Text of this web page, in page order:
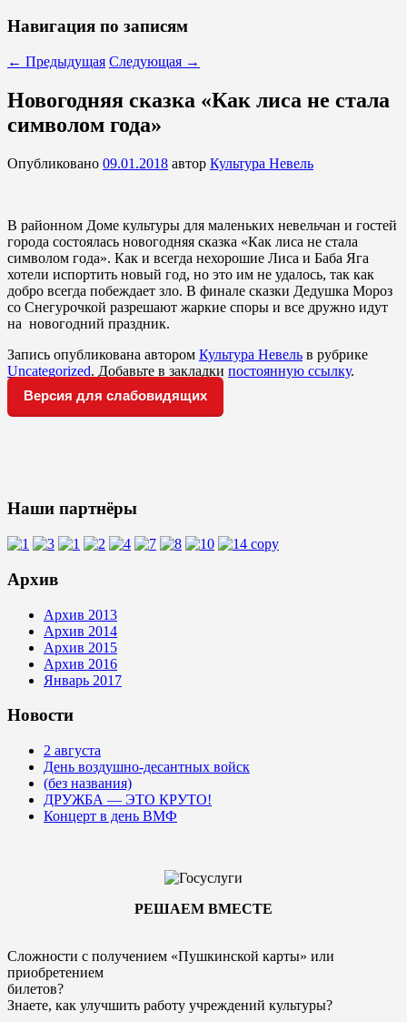
Навигация по записям
← Предыдущая Следующая →
Новогодняя сказка «Как лиса не стала
символом года»
Опубликовано 09.01.2018 автор Культура Невель
В районном Доме культуры для маленьких невельчан и гостей
города состоялась новогодняя сказка «Как лиса не стала
символом года». Как и всегда нехорошие Лиса и Баба Яга
хотели испортить новый год, но это им не удалось, так как
добро всегда побеждает зло. В финале сказки Дедушка Мороз
со Снегурочкой разрешают жаркие споры и все дружно идут
на новогодний праздник.
Запись опубликована автором Культура Невель в рубрике
Uncategorized. Добавьте в закладки постоянную ссылку.
Версия для слабовидящих
Наши партнёры
Архив
Архив 2013
Архив 2014
Архив 2015
Архив 2016
Январь 2017
Новости
2 августа
День воздушно-десантных войск
(без названия)
ДРУЖБА — ЭТО КРУТО!
Концерт в день ВМФ
РЕШАЕМ ВМЕСТЕ
Сложности с получением «Пушкинской карты» или
приобретением
билетов?
Знаете, как улучшить работу учреждений культуры?